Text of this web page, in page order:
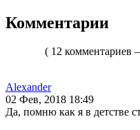
Комментарии
( 12 комментариев
Alexander
02 Фев, 2018 18:49
Да, помню как я в детстве